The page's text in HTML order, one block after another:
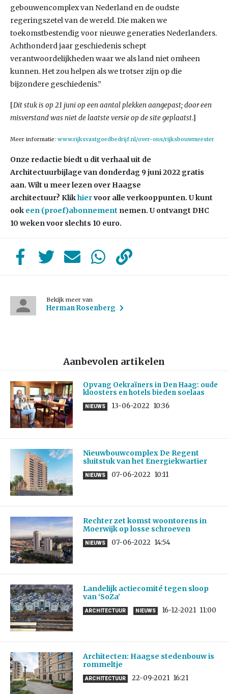
gebouwencomplex van Nederland en de oudste
regeringszetel van de wereld. Die maken we
toekomstbestendig voor nieuwe generaties Nederlanders.
Achthonderd jaar geschiedenis schept
verantwoordelijkheden waar we als land niet omheen
kunnen. Het zou helpen als we trotser zijn op die
bijzondere geschiedenis.”
[Dit stuk is op 21 juni op een aantal plekken aangepast; door een
misverstand was niet de laatste versie op de site geplaatst.]
Meer informatie: www.rijksvastgoedbedrijf.nl/over-ons/rijksbouwmeester
Onze redactie biedt u dit verhaal uit de
Architectuurbijlage van donderdag 9juni 2022 gratis
aan. Wilt u meer lezen over Haagse
architectuur? Klikhiervoor alle verkooppunten. U kunt
ook een (proef)abonnement nemen. U ontvangt DHC
10 weken voor slechts 10 euro.
Bekijk meer van
Herman Rosenberg
Aanbevolen artikelen
Opvang Oekraïners in Den Haag: oude
kloosters en hotels bieden soelaas
NIEUWS 13-06-2022 10:36
Nieuwbouwcomplex De Regent
sluitstuk van het Energiekwartier
NIEUWS 07-06-2022 10:11
Rechter zet komst woontorens in
Moerwijk op losse schroeven
NIEUWS 07-06-2022 14:54
Landelijk actiecomité tegen sloop
van ‘SoZa’
ARCHITECTUUR NIEUWS 16-12-2021 11:00
Architecten: Haagse stedenbouw is
rommeltje
ARCHITECTUUR 22-09-2021 16:21